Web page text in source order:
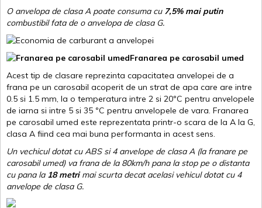
O anvelopa de clasa A poate consuma cu 7,5% mai putin
combustibil fata de o anvelopa de clasa G.
Franarea pe carosabil umed
Acest tip de clasare reprezinta capacitatea anvelopei de a
frana pe un carosabil acoperit de un strat de apa care are intre
0.5 si 1.5 mm, la o temperatura intre 2 si 20ºC pentru anvelopele
de iarna si intre 5 si 35 ºC pentru anvelopele de vara. Franarea
pe carosabil umed este reprezentata printr-o scara de la A la G,
clasa A fiind cea mai buna performanta in acest sens.
Un vechicul dotat cu ABS si 4 anvelope de clasa A (la franare pe
carosabil umed) va frana de la 80km/h pana la stop pe o distanta
cu pana la 18 metrimai scurta decat acelasi vehicul dotat cu 4
anvelope de clasa G.